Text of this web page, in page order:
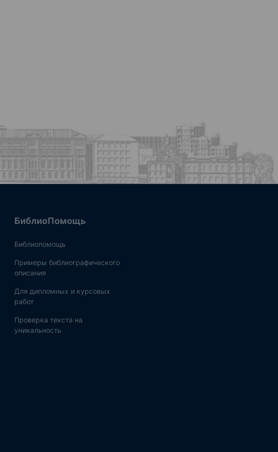
БиблиоПомощь
Библиопомощь
Примеры библиографического
описания
Для дипломных и курсовых
работ
Проверка текста на
уникальность